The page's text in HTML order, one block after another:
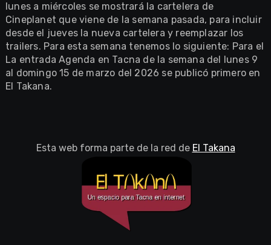
lunes a miércoles se mostrará la cartelera de
Cineplanet que viene de la semana pasada, para incluir
desde el jueves la nueva cartelera y reemplazar los
trailers. Para esta semana tenemos lo siguiente: Para el
La entrada Agenda en Tacna de la semana del lunes 9
al domingo 15 de marzo del 2026 se publicó primero en
El Takana.
Esta web forma parte de la red de El Takana